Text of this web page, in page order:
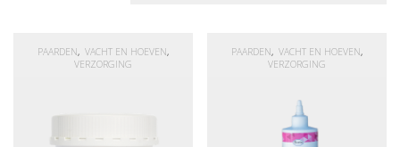
PAARDEN
VACHT EN HOEVEN
VERZORGING
PAARDEN
VACHT EN HOEVEN
VERZORGING